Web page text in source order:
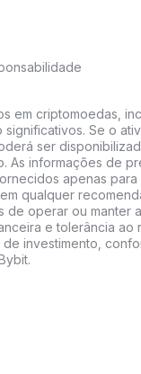
em criptomoedas,
significativos. Se o
ser
As informações de
apenas
qualquer
de operar ou manter
e tolerância ao
de investimento,